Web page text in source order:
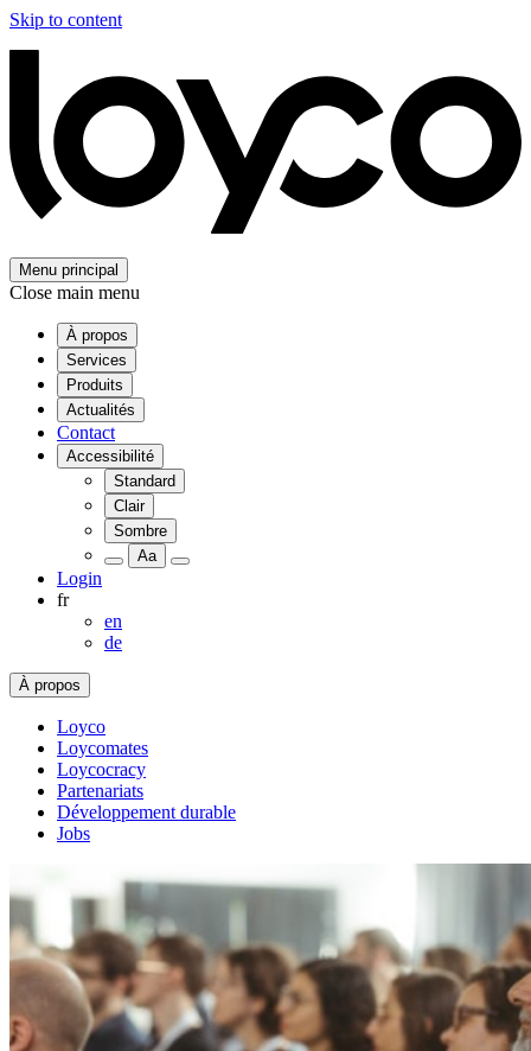
Skip to content
Menu principal
Close main menu
À propos
Services
Produits
Actualités
Contact
Accessibilité
Standard
Clair
Sombre
Aa
Login
fr
en
de
À propos
Loyco
Loycomates
Loycocracy
Partenariats
Développement durable
Jobs